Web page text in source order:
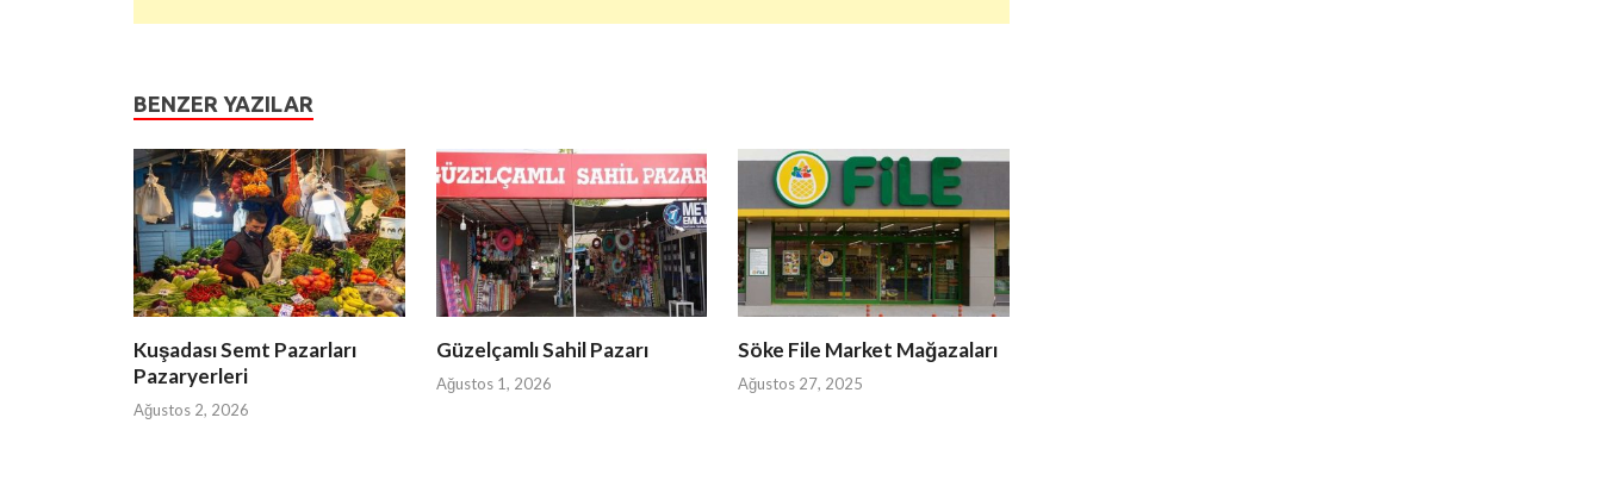
BENZER YAZILAR
Kuşadası Semt Pazarları
Pazaryerleri
Ağustos 2, 2026
Güzelçamlı Sahil Pazarı
Ağustos 1, 2026
Söke File Market Mağazaları
Ağustos 27, 2025